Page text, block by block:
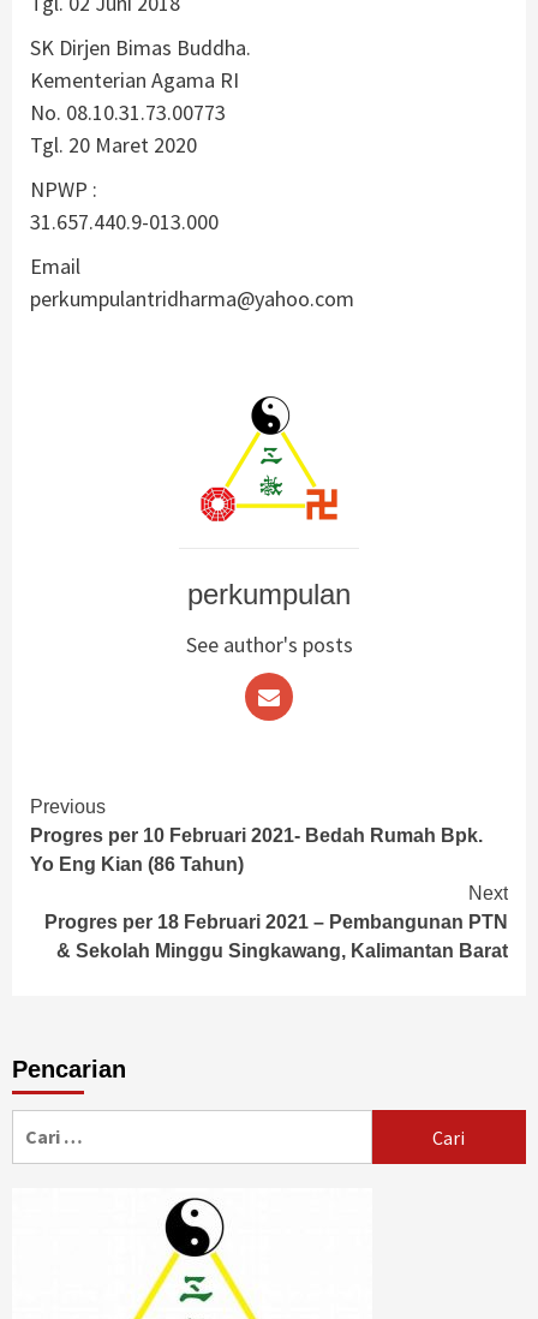
SK Dirjen Bimas Buddha.
Kementerian Agama RI
No. 08.10.31.73.00773
Tgl. 20 Maret 2020
NPWP :
31.657.440.9-013.000
Email
perkumpulantridharma@yahoo.com
perkumpulan
See author's posts
Continue
Reading
Previous
Progres per 10 Februari 2021- Bedah Rumah Bpk.
Yo Eng Kian (86 Tahun)
Next
Progres per 18 Februari 2021 – Pembangunan PTN
& Sekolah Minggu Singkawang, Kalimantan Barat
Pencarian